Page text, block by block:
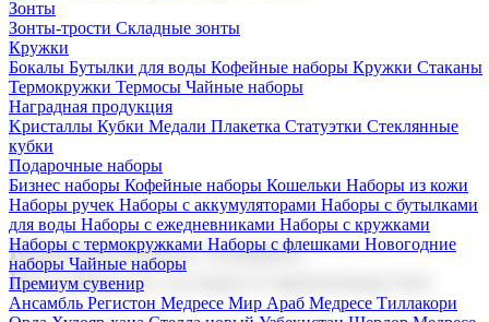
Зонты
Зонты-трости Складные зонты
Кружки
Бокалы Бутылки для воды Кофейные наборы Кружки Стаканы
Термокружки Термосы Чайные наборы
Наградная продукция
Kристаллы Кубки Медали Плакетка Статуэтки Стеклянные
кубки
Подарочные наборы
Бизнес наборы Кофейные наборы Кошельки Наборы из кожи
Наборы ручек Наборы с аккумуляторами Наборы с бутылками
для воды Наборы с ежедневниками Наборы с кружками
Наборы с термокружками Наборы с флешками Новогодние
наборы Чайные наборы
Премиум сувенир
Ансамбль Регистон Медресе Мир Араб Медресе Тиллакори
Корпоративные подарки
Поставка со склада и производство